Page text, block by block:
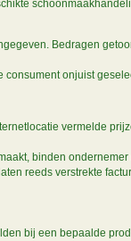
Bedragen
onjuist
vermelde
binden
reeds verstrekte
bij een bepaalde